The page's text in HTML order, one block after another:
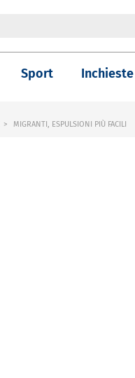
Sport Inchieste
MIGRANTI, ESPULSIONI PIÙ FACILI